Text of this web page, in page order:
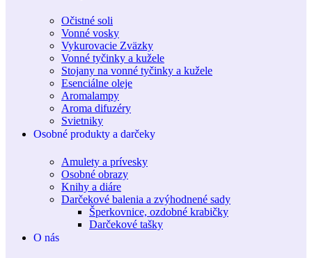
Očistné soli
Vonné vosky
Vykurovacie Zväzky
Vonné tyčinky a kužele
Stojany na vonné tyčinky a kužele
Esenciálne oleje
Aromalampy
Aroma difuzéry
Svietniky
Osobné produkty a darčeky
Amulety a prívesky
Osobné obrazy
Knihy a diáre
Darčekové balenia a zvýhodnené sady
Šperkovnice, ozdobné krabičky
Darčekové tašky
O nás